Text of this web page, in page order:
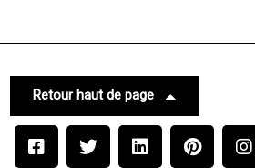
Retour haut de page